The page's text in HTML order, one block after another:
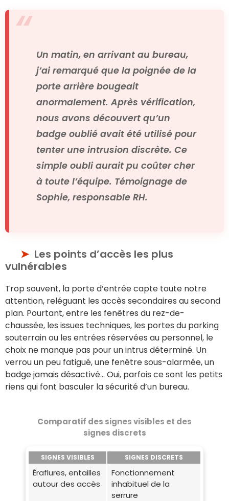
Un matin, en arrivant au bureau,
j’ai remarqué que la poignée de la
porte arrière bougeait
anormalement. Après vérification,
nous avons découvert qu’un
badge oublié avait été utilisé pour
tenter une intrusion discrète. Ce
simple oubli aurait pu coûter cher
à toute l’équipe. Témoignage de
Sophie, responsable RH.
Les points d’accès les plus
vulnérables
Trop souvent, la porte d’entrée capte toute notre
attention, reléguant les accès secondaires au second
plan. Pourtant, entre les fenêtres du rez-de-
chaussée, les issues techniques, les portes du parking
souterrain ou les entrées réservées au personnel, le
choix ne manque pas pour un intrus déterminé. Un
verrou un peu fatigué, une fenêtre sous-alarmée, un
badge jamais désactivé… Oui, parfois ce sont les petits
riens qui font basculer la sécurité d’un bureau.
Comparatif des signes visibles et des
signes discrets
SIGNES VISIBLES SIGNES DISCRETS
Éraflures, entailles
autour des accès
Fonctionnement
inhabituel de la
serrure